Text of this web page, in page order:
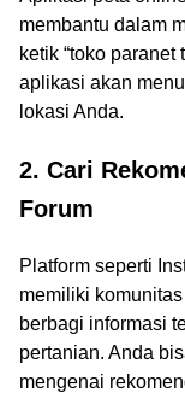
membantu dalam
ketik “toko paranet
aplikasi akan
lokasi Anda.
2. Cari
Forum
Platform seperti
memiliki
berbagi informasi
pertanian. Anda
mengenai